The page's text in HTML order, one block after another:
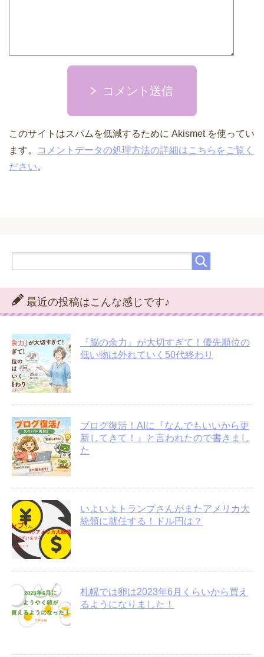
コメント送信
このサイトはスパムを低減するために Akismet を使ってい
ます。
コメントデータの処理方法の詳細はこちらをご覧く
ださい。
最近の投稿はこんな感じです♪
『脳の余力』が大切すぎて！優先順位の
低い物は外れていく50代終わり
ブログ復活！AIに『なんでもいいから更
新してきて！』と言われたので書きまし
た
いよいよトランプさんがまたアメリカ大
統領に就任する！ドル円は？
札幌では卵は2023年6月くらいから買え
るようになりました！